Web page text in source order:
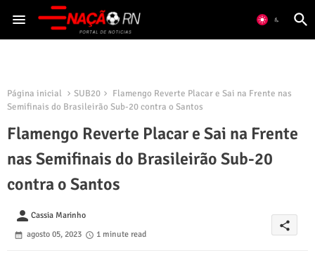
Página inicial SUB20
Flamengo Reverte Placar e Sai na Frente nas
Semifinais do Brasileirão Sub-20 contra o Santos
Flamengo Reverte Placar e Sai na Frente
nas Semifinais do Brasileirão Sub-20
contra o Santos
person Cassia Marinho
agosto 05, 2023
1 minute read
share